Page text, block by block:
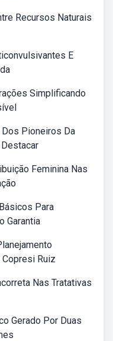
Recursos Naturais
E
Simplificando
Pioneiros Da
Feminina Nas
Para
Garantia
Copresi Ruiz
Nas Tratativas
Gerado Por Duas